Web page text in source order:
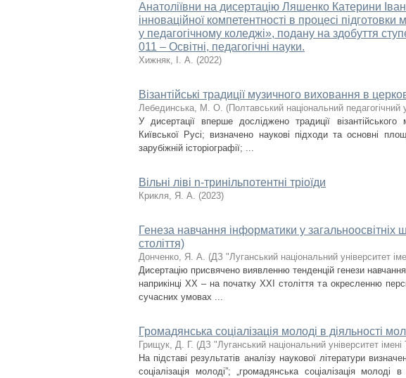
Анатоліївни на дисертацію Ляшенко Катерини
інноваційної компетентності в процесі
у педагогічному коледжі», подану на здобуття
011 – Освітні, педагогічні науки.
Хижняк, І. А. (2022)
Візантійські традиції музичного виховання в
Лебединська, М. О. (Полтавський національний педагогічний
У дисертації вперше досліджено традиції
Київської Русі; визначено наукові підходи та основні
зарубіжній історіографії; ...
Вільні ліві n-тринільпотентні тріоїди
Крикля, Я. А. (2023)
Генеза навчання інформатики у загальноосвітніх
століття)
Донченко, Я. А. (ДЗ "Луганський національний університет
Дисертацію присвячено виявленню тенденцій генези
наприкінці ХХ – на початку ХХІ століття та окресленню
сучасних умовах ...
Громадянська соціалізація молоді в діяльності
Грищук, Д. Г. (ДЗ "Луганський національний університет
На підставі результатів аналізу наукової літератури
соціалізація молоді”; „громадянська соціалізація молоді